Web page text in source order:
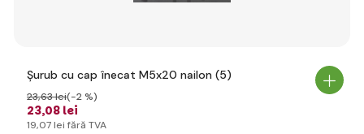
Șurub cu cap înecat M5x20 nailon (5)
23,08 lei
23,63 lei(-2 %)
19,07 lei fără TVA